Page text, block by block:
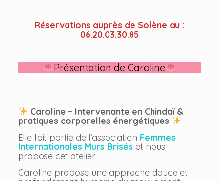
Réservations auprès de Solène au :
06.20.03.30.85
Présentation de Caroline
Caroline – Intervenante en Chindaï &
pratiques corporelles énergétiques
Elle fait partie de l’association Femmes
Internationales Murs Brisés et nous
propose cet atelier.
Caroline propose une approche douce et